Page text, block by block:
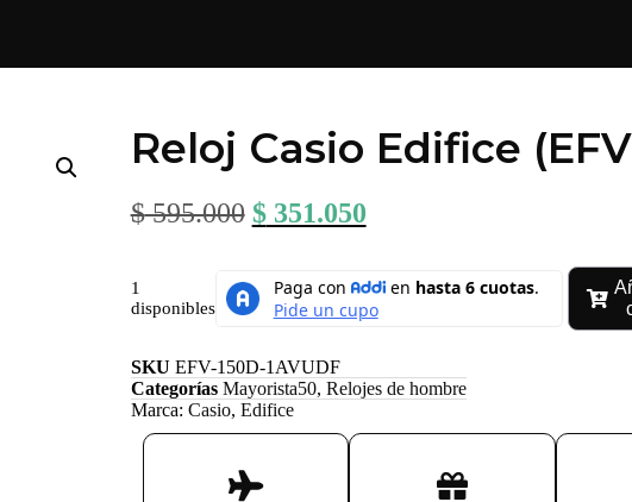
Reloj Casio Edifice
$595.000 $351.050
1
disponibles
SKU EFV-150D-1AVUDF
Categorías Mayorista50, Relojes de hombre
Marca: Casio, Edifice